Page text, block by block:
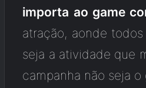
importa ao game
atração, aonde
seja a atividade que
campanha não seja